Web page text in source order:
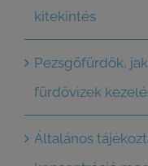
kitekintés
Pezsgőfürdők,
fürdővizek
Általános